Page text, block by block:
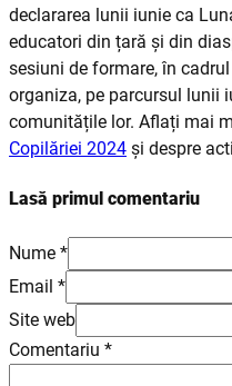
declararea lunii iunie ca
educatori din țară și din
sesiuni de formare, în
organiza, pe parcursul lunii
comunitățile lor. Aflați mai
Copilăriei 2024 și despre
Lasă primul comentariu
Nume *
Email *
Site web
Comentariu *